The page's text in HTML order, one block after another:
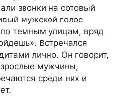
звонки на сотовый
мужской голос
темным улицам, вряд
Встречался
лично. Он говорит,
мужчины,
среди них и